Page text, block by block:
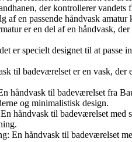
der kontrollerer
af en passende håndvask
er en del af en håndvask,
er specielt designet til at
til badeværelset er en vask,
håndvask til badeværelset fra
og minimalistisk design.
håndvask til badeværelset
En håndvask til badeværelset